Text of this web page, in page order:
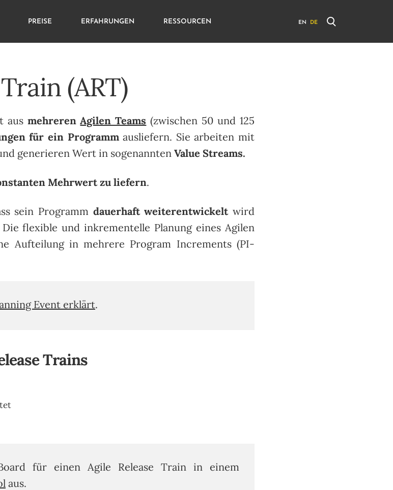
PREISE ERFAHRUNGEN RESSOURCEN EN DE
(ART)
aus mehrerenAgilen Teams (zwischen 50 und 125
für ein Programmausliefern. Sie arbeiten mit
generieren Wert in sogenannten Value Streams.
Mehrwert zu liefern.
sein Programm dauerhaft weiterentwickeltwird
flexible und inkrementelle Planung eines Agilen
Aufteilung in mehrere Program Increments (PI-
Event erklärt.
Trains
für einen Agile Release Train in einem
aus.